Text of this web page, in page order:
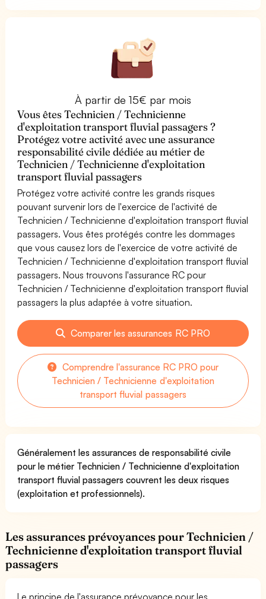
À partir de 15€ par mois
Vous êtes Technicien / Technicienne
d'exploitation transport fluvial passagers ?
Protégez votre activité avec une assurance
responsabilité civile dédiée au métier de
Technicien / Technicienne d'exploitation
transport fluvial passagers
Protégez votre activité contre les grands risques
pouvant survenir lors de l'exercice de l'activité de
Technicien / Technicienne d'exploitation transport fluvial
passagers. Vous êtes protégés contre les dommages
que vous causez lors de l'exercice de votre activité de
Technicien / Technicienne d'exploitation transport fluvial
passagers. Nous trouvons l'assurance RC pour
Technicien / Technicienne d'exploitation transport fluvial
passagers la plus adaptée à votre situation.
Comparer les assurances RC PRO
Comprendre l'assurance RC PRO pour
Technicien / Technicienne d'exploitation
transport fluvial passagers
Généralement les assurances de responsabilité civile
pour le métier Technicien / Technicienne d'exploitation
transport fluvial passagers couvrent les deux risques
(exploitation et professionnels).
Les assurances prévoyances pour Technicien /
Technicienne d'exploitation transport fluvial
passagers
Le principe de l'assurance prévoyance pour les